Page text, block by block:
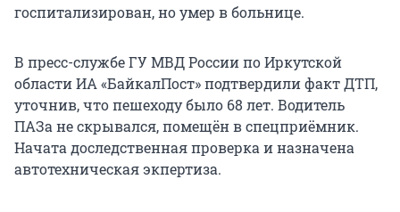
госпитализирован, но умер в больнице.
В пресс-службе ГУ МВД России по Иркутской
области ИА «БайкалПост» подтвердили факт ДТП,
уточнив, что пешеходу было 68 лет. Водитель
ПАЗа не скрывался, помещён в спецприёмник.
Начата доследственная проверка и назначена
автотехническая экпертиза.